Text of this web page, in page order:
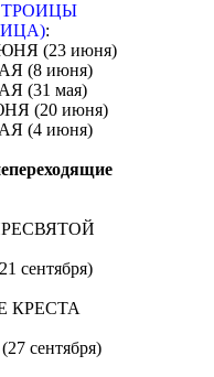
ТРОИЦЫ
:
(23 июня)
(8 июня)
(31 мая)
(20 июня)
(4 июня)
сентября)
КРЕСТА
сентября)